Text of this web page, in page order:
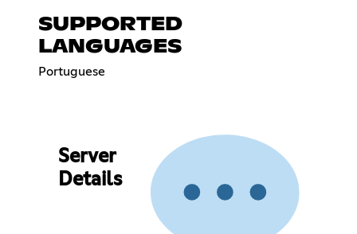
SUPPORTED
LANGUAGES
Portuguese
Server
Details